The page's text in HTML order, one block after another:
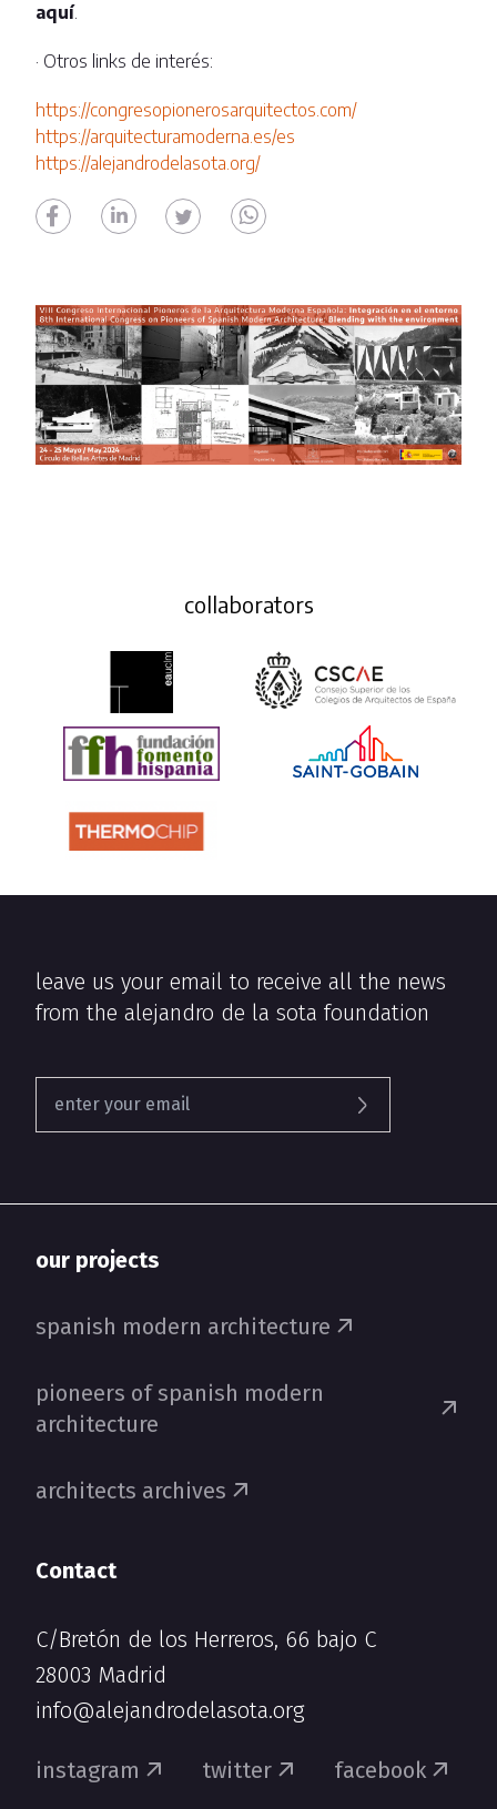
aquí.
· Otros links de interés:
https://congresopionerosarquitectos.com/
https://arquitecturamoderna.es/es
https://alejandrodelasota.org/
collaborators
leave us your email to receive all the news
from the alejandro de la sota foundation
our projects
spanish modern architecture
pioneers of spanish modern
architecture
architects archives
Contact
C/Bretón de los Herreros, 66 bajo C
28003 Madrid
info@alejandrodelasota.org
instagram twitter facebook